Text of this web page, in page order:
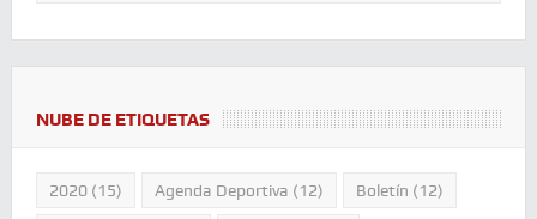
NUBE DE ETIQUETAS
2020(15) Agenda Deportiva (12) Boletín (12)